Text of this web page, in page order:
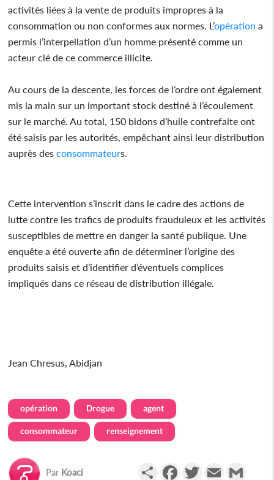
activités liées à la vente de produits impropres à la
consommation ou non conformes aux normes. L’opération a
permis l’interpellation d’un homme présenté comme un
acteur clé de ce commerce illicite.
Au cours de la descente, les forces de l’ordre ont également
mis la main sur un important stock destiné à l’écoulement
sur le marché. Au total, 150 bidons d’huile contrefaite ont
été saisis par les autorités, empêchant ainsi leur distribution
auprès desconsommateurs.
Cette intervention s’inscrit dans le cadre des actions de
lutte contre les trafics de produits frauduleux et les activités
susceptibles de mettre en danger la santé publique. Une
enquête a été ouverte afin de déterminer l’origine des
produits saisis et d’identifier d’éventuels complices
impliqués dans ce réseau de distribution illégale.
Jean Chresus, Abidjan
opération Drogue agent
consommateur renseignement
Par Koaci PartagerFacebookTwitterEmail